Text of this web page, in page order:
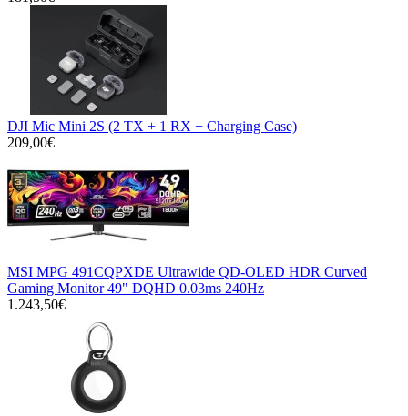
DJI Mic Mini 2S (2 TX + 1 RX + Charging Case)
209,00€
MSI MPG 491CQPXDE Ultrawide QD-OLED HDR Curved
Gaming Monitor 49" DQHD 0.03ms 240Hz
1.243,50€